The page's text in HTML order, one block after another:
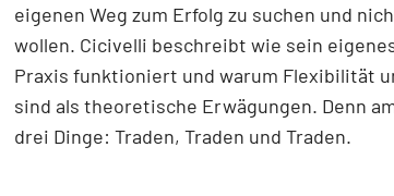
eigenen Weg zum Erfolg zu suchen und
wollen. Cicivelli beschreibt wie sein
Praxis funktioniert und warum Flexibilität
sind als theoretische Erwägungen. Denn
drei Dinge: Traden, Traden und Traden.